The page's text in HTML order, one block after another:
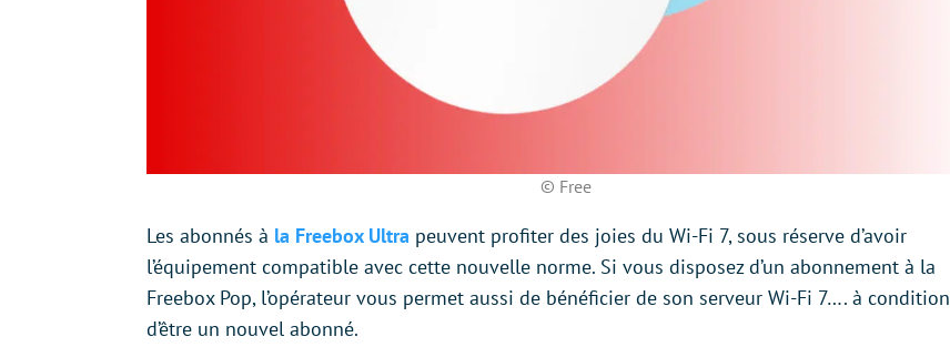
© Free
Les abonnés à la Freebox Ultra peuvent profiter des joies du Wi-Fi 7, sous réserve d’avoir
l’équipement compatible avec cette nouvelle norme. Si vous disposez d’un abonnement à la
Freebox Pop, l’opérateur vous permet aussi de bénéficier de son serveur Wi-Fi 7…. à condition
d’être un nouvel abonné.